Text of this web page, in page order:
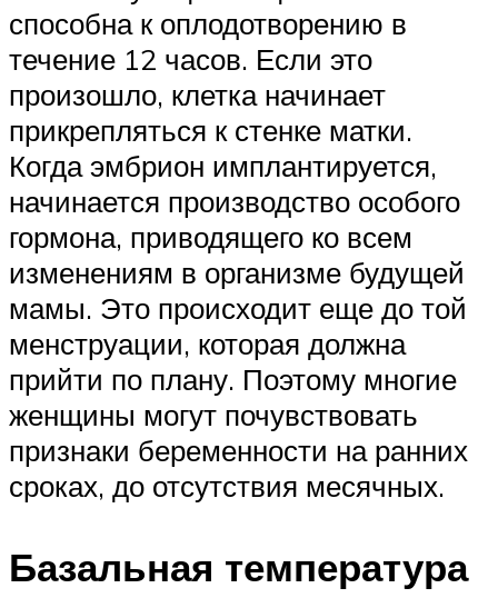
способна к оплодотворению в
течение 12 часов. Если это
произошло, клетка начинает
прикрепляться к стенке матки.
Когда эмбрион имплантируется,
начинается производство особого
гормона, приводящего ко всем
изменениям в организме будущей
мамы. Это происходит еще до той
менструации, которая должна
прийти по плану. Поэтому многие
женщины могут почувствовать
признаки беременности на ранних
сроках, до отсутствия месячных.
Базальная температура